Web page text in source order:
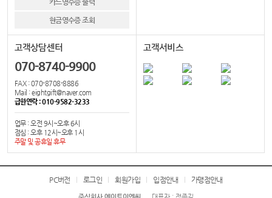
카드영수증 출력
현금영수증 조회
고객상담센터
070-8740-9900
FAX : 070-8708-8886
Mail : eightgift@naver.com
급한연락 : 010-9582-3233
업무 : 오전 9시~오후 6시
점심 : 오후 12시~오후 1시
주말 및 공휴일 휴무
고객서비스
PC버전 로그인 회원가입 입점안내 가맹점안내